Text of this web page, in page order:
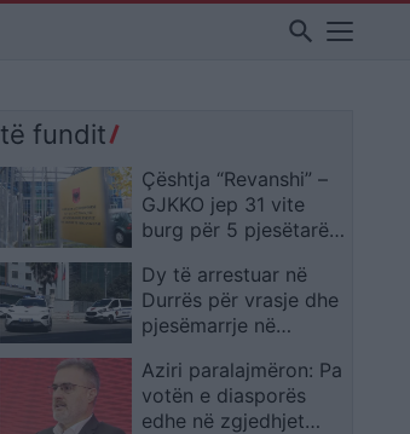
search
të fundit
Çështja “Revanshi” –
GJKKO jep 31 vite
burg për 5 pjesëtarët
(EMRAT)
Dy të arrestuar në
Durrës për vrasje dhe
pjesëmarrje në
në pranga edhe një
tjetër person
Aziri paralajmëron: Pa
votën e diasporës
edhe në zgjedhjet